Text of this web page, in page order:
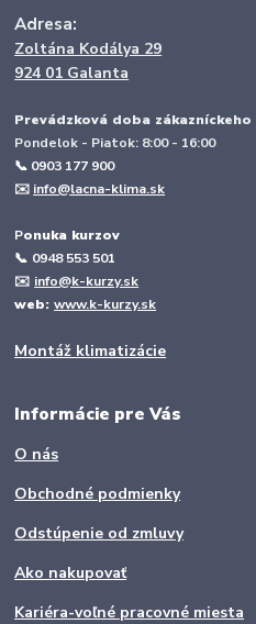
Adresa:
Zoltána Kodálya 29
924 01 Galanta
Prevádzková doba zákazníckeho
Pondelok - Piatok: 8:00 - 16:00
📞 0903 177 900
✉️ info@lacna-klima.sk
Ponuka kurzov
📞 0948 553 501
✉️ info@k-kurzy.sk
web:www.k-kurzy.sk
Montáž klimatizácie
Informácie pre Vás
O nás
Obchodné podmienky
Odstúpenie od zmluvy
Ako nakupovať
Kariéra-voľné pracovné miesta